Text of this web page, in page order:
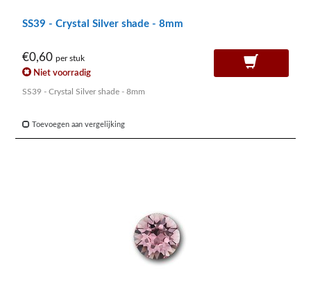
SS39 - Crystal Silver shade - 8mm
€0,60 per stuk
Niet voorradig
SS39 - Crystal Silver shade - 8mm
Toevoegen aan vergelijking